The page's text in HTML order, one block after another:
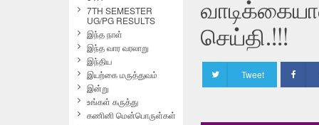
செய்தி.!!!
Tweet
7TH SEMESTER
UG/PG RESULTS
இந்த நாள்
இந்த வார வரலாறு
இந்திய
இயற்கை மருத்துவம்
இன்று
உங்கள் கருத்து
கணினி மென்பொருள்கள்